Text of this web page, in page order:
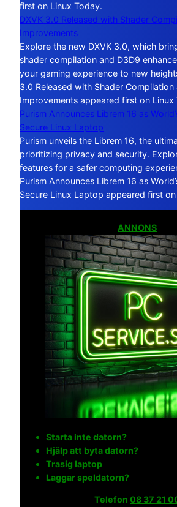
first on Linux Today.
DXVK 3.0 Released with Shader
Improvements
Explore the new DXVK 3.0, which
shader compilation and D3D9
your gaming experience to new
3.0 Released with Shader Compilation
Improvements appeared first on Linux
Purism Announces Librem 16 as
Secure Linux Laptop
Purism unveils the Librem 16, the
prioritizing privacy and security.
features for a safer computing
Purism Announces Librem 16 as
Secure Linux Laptop appeared first
ANNONS
Starta inte datorn?
Hjälp att byta datorn?
Trasig laptop
Laggar speldatorn?
Telefon 08 37 21